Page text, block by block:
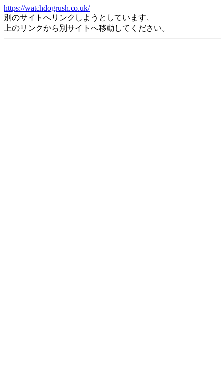
https://watchdogrush.co.uk/
別のサイトへリンクしようとしています。
上のリンクから別サイトへ移動してください。